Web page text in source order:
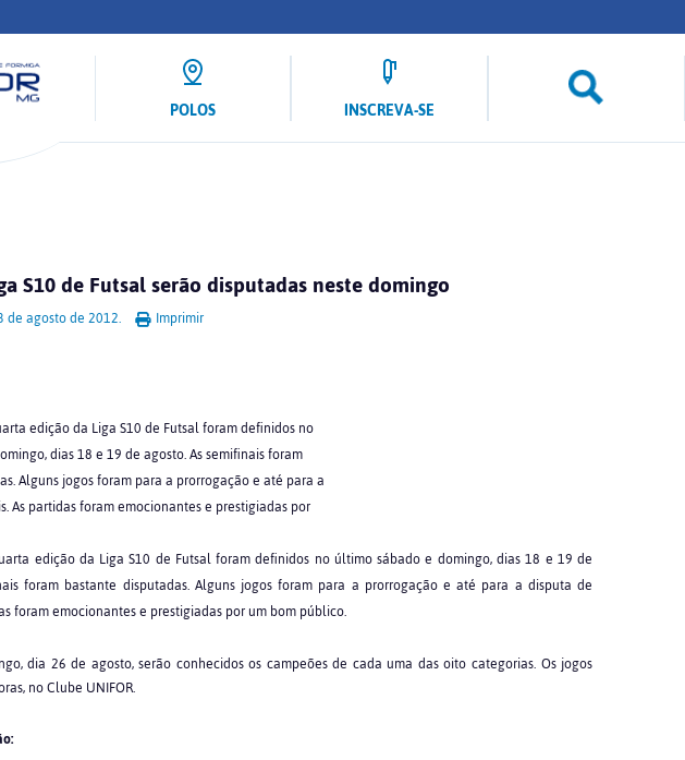
POLOS INSCREVA-SE
S10 de Futsal serão disputadas neste domingo
de agosto de 2012. Imprimir
edição da Liga S10 de Futsal foram definidos no
dias 18 e 19 de agosto. As semifinais foram
Alguns jogos foram para a prorrogação e até para a
As partidas foram emocionantes e prestigiadas por
edição da Liga S10 de Futsal foram definidos no último sábado e domingo, dias 18 e 19 de
foram bastante disputadas. Alguns jogos foram para a prorrogação e até para a disputa de
foram emocionantes e prestigiadas por um bom público.
dia 26 de agosto, serão conhecidos os campeões de cada uma das oito categorias. Os jogos
no Clube UNIFOR.